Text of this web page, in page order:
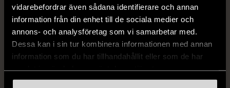
vidarebefordrar även sådana identifierare och annan
information från din enhet till de sociala medier och
annons- och analysföretag som vi samarbetar med.
Dessa kan i sin tur kombinera informationen med annan
information som du har tillhandahållit eller som de har
frotté med klassisk krage
S (46) Nytt skick
199 kr
sportjacka med huva
L (50) Gott skick
359 kr